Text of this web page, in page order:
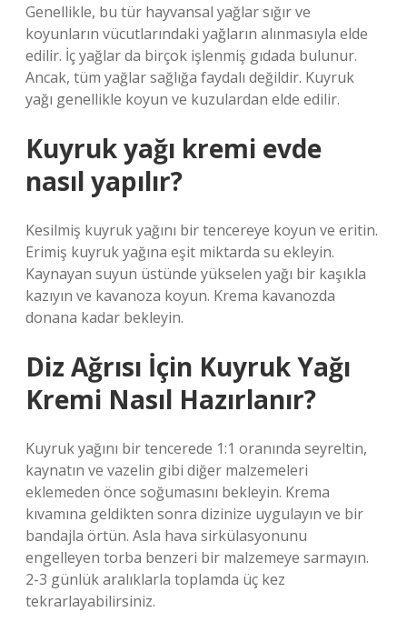
Genellikle, bu tür hayvansal yağlar sığır ve
koyunların vücutlarındaki yağların alınmasıyla elde
edilir. İç yağlar da birçok işlenmiş gıdada bulunur.
Ancak, tüm yağlar sağlığa faydalı değildir. Kuyruk
yağı genellikle koyun ve kuzulardan elde edilir.
Kuyruk yağı kremi evde
nasıl yapılır?
Kesilmiş kuyruk yağını bir tencereye koyun ve eritin.
Erimiş kuyruk yağına eşit miktarda su ekleyin.
Kaynayan suyun üstünde yükselen yağı bir kaşıkla
kazıyın ve kavanoza koyun. Krema kavanozda
donana kadar bekleyin.
Diz Ağrısı İçin Kuyruk Yağı
Kremi Nasıl Hazırlanır?
Kuyruk yağını bir tencerede 1:1 oranında seyreltin,
kaynatın ve vazelin gibi diğer malzemeleri
eklemeden önce soğumasını bekleyin. Krema
kıvamına geldikten sonra dizinize uygulayın ve bir
bandajla örtün. Asla hava sirkülasyonunu
engelleyen torba benzeri bir malzemeye sarmayın.
2-3 günlük aralıklarla toplamda üç kez
tekrarlayabilirsiniz.